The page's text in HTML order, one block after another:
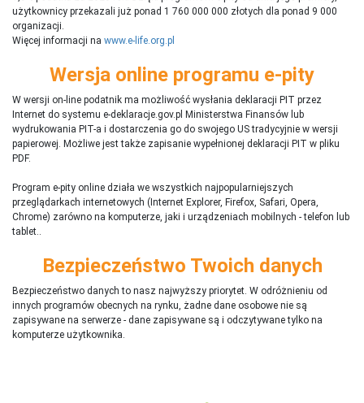
użytkownicy przekazali już ponad 1 760 000 000 złotych dla ponad 9 000
organizacji.
Więcej informacji na www.e-life.org.pl
Wersja online programu e-pity
W wersji on-line podatnik ma możliwość wysłania deklaracji PIT przez
Internet do systemu e-deklaracje.gov.pl Ministerstwa Finansów lub
wydrukowania PIT-a i dostarczenia go do swojego US tradycyjnie w wersji
papierowej. Możliwe jest także zapisanie wypełnionej deklaracji PIT w pliku
PDF.
Program e-pity online działa we wszystkich najpopularniejszych
przeglądarkach internetowych (Internet Explorer, Firefox, Safari, Opera,
Chrome) zarówno na komputerze, jaki i urządzeniach mobilnych - telefon lub
tablet..
Bezpieczeństwo Twoich danych
Bezpieczeństwo danych to nasz najwyższy priorytet. W odróżnieniu od
innych programów obecnych na rynku, żadne dane osobowe nie są
zapisywane na serwerze - dane zapisywane są i odczytywane tylko na
komputerze użytkownika.